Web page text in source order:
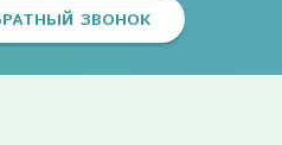
ЗВОНОК